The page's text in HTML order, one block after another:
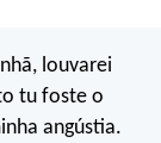
louvarei
tu foste o
angústia.